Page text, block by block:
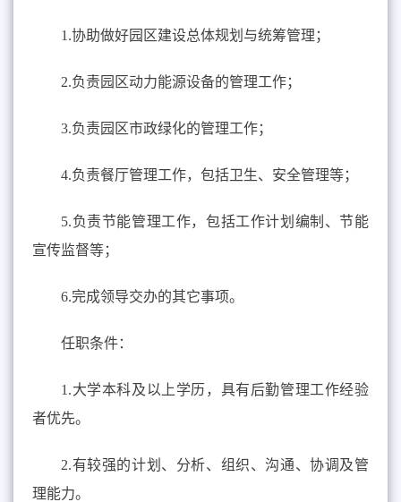
1.协助做好园区建设总体规划与统筹管理；
2.负责园区动力能源设备的管理工作；
3.负责园区市政绿化的管理工作；
4.负责餐厅管理工作，包括卫生、安全管理等；
5.负责节能管理工作，包括工作计划编制、节能
宣传监督等；
6.完成领导交办的其它事项。
任职条件：
1.大学本科及以上学历，具有后勤管理工作经验
者优先。
2.有较强的计划、分析、组织、沟通、协调及管
理能力。